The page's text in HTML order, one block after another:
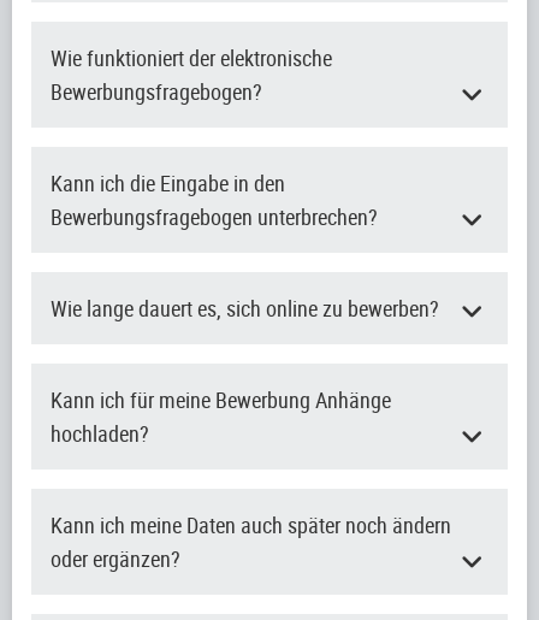
Wie funktioniert der elektronische
Bewerbungsfragebogen?
Kann ich die Eingabe in den
Bewerbungsfragebogen unterbrechen?
Wie lange dauert es, sich online zu bewerben?
Kann ich für meine Bewerbung Anhänge
hochladen?
Kann ich meine Daten auch später noch ändern
oder ergänzen?